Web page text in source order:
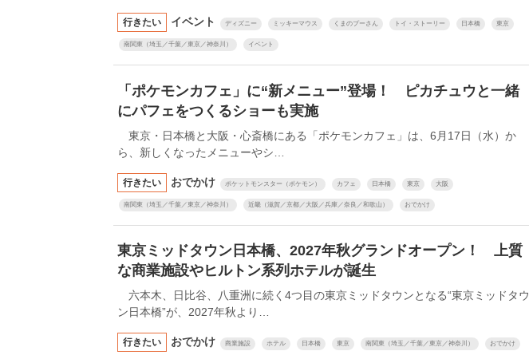
行きたい イベント ディズニー ミッキーマウス くまのプーさん トイ・ストーリー 日本橋 東京
南関東（埼玉／千葉／東京／神奈川） イベント
「ポケモンカフェ」に“新メニュー”登場！ ピカチュウと一緒
にパフェをつくるショーも実施
東京・日本橋と大阪・心斎橋にある「ポケモンカフェ」は、6月17日（水）か
ら、新しくなったメニューやシ…
行きたい おでかけ ポケットモンスター（ポケモン） カフェ 日本橋 東京 大阪
南関東（埼玉／千葉／東京／神奈川） 近畿（滋賀／京都／大阪／兵庫／奈良／和歌山） おでかけ
東京ミッドタウン日本橋、2027年秋グランドオープン！ 上質
な商業施設やヒルトン系列ホテルが誕生
六本木、日比谷、八重洲に続く4つ目の東京ミッドタウンとなる“東京ミッドタウ
ン日本橋”が、2027年秋より…
行きたい おでかけ 商業施設 ホテル 日本橋 東京 南関東（埼玉／千葉／東京／神奈川） おでかけ